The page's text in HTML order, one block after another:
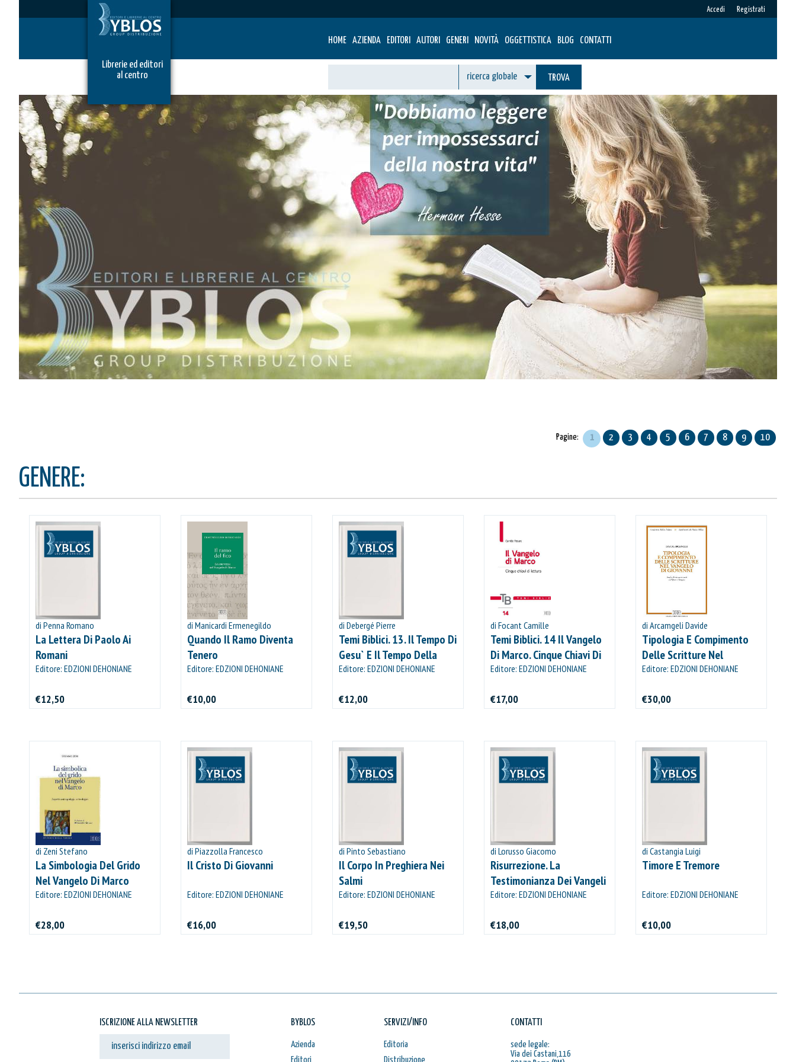
Registrati
Accedi
HOME AZIENDA EDITORI AUTORI GENERI NOVITÀ OGGETTISTICA BLOG CONTATTI
TROVA
Librerie ed editori
al centro
10
9
8
7
6
5
4
3
2
1
Pagine:
GENERE:
di Penna Romano
La Lettera Di Paolo Ai
Romani
Editore: EDZIONI DEHONIANE
€12,50
di Manicardi Ermenegildo
Quando Il Ramo Diventa
Tenero
Editore: EDZIONI DEHONIANE
€10,00
di Debergé Pierre
Temi Biblici. 13. Il Tempo Di
Gesu` E Il Tempo Della
Chiesa
Editore: EDZIONI DEHONIANE
€12,00
di Focant Camille
Temi Biblici. 14 Il Vangelo
Di Marco. Cinque Chiavi Di
Lettura
Editore: EDZIONI DEHONIANE
€17,00
di Arcamgeli Davide
Tipologia E Compimento
Delle Scritture Nel
Vangelo Di Giovanni
Editore: EDZIONI DEHONIANE
€30,00
di Zeni Stefano
La Simbologia Del Grido
Nel Vangelo Di Marco
Editore: EDZIONI DEHONIANE
€28,00
di Piazzolla Francesco
Il Cristo Di Giovanni
Editore: EDZIONI DEHONIANE
€16,00
di Pinto Sebastiano
Il Corpo In Preghiera Nei
Salmi
Editore: EDZIONI DEHONIANE
€19,50
di Lorusso Giacomo
Risurrezione. La
Testimonianza Dei Vangeli
E Delle Lettere Paoline
Editore: EDZIONI DEHONIANE
€18,00
di Castangia Luigi
Timore E Tremore
Editore: EDZIONI DEHONIANE
€10,00
IL MIO CARRELLO
stai aggiungendo questo articolo:
Codice:
Confezione dapezzi
Attualmente il tuo carrello è vuoto.
ISCRIZIONE ALLA NEWSLETTER BYBLOS
Azienda
Editori
SERVIZI/INFO
Editoria
Distribuzione
CONTATTI
sede legale:
Via dei Castani,116